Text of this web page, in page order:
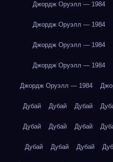
Джордж Оруэлл — 1984
Джордж Оруэлл — 1984
Джордж Оруэлл — 1984
Джордж Оруэлл — 1984
Джордж Оруэлл — 1984
Дубай Дубай Дубай
Дубай Дубай Дубай
Дубай Дубай Дубай